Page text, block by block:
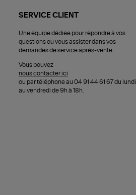
SERVICE CLIENT
Une équipe dédiée pour répondre à vos
questions ou vous assister dans vos
demandes de service après-vente.
Vous pouvez
nous contacter ici
ou par téléphone au 04 91 44 61 67 du lundi
au vendredi de 9h à 18h.